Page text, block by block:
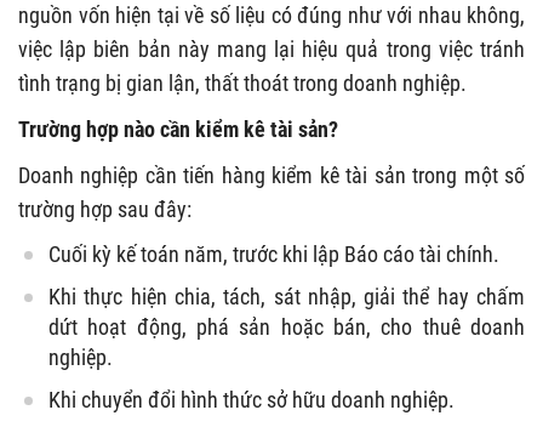
nguồn vốn hiện tại về số liệu có đúng như với nhau không,
việc lập biên bản này mang lại hiệu quả trong việc tránh
tình trạng bị gian lận, thất thoát trong doanh nghiệp.
Trường hợp nào cần kiểm kê tài sản?
Doanh nghiệp cần tiến hàng kiểm kê tài sản trong một số
trường hợp sau đây:
Cuối kỳ kế toán năm, trước khi lập Báo cáo tài chính.
Khi thực hiện chia, tách, sát nhập, giải thể hay chấm
dứt hoạt động, phá sản hoặc bán, cho thuê doanh
nghiệp.
Khi chuyển đổi hình thức sở hữu doanh nghiệp.